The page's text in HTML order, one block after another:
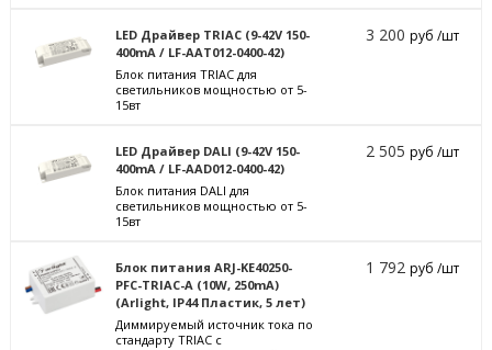
LED Драйвер TRIAC (9-42V 150-
400mA / LF-AAT012-0400-42)
Блок питания TRIAC для
светильников мощностью от 5-
15вт
3 200руб /шт
LED Драйвер DALI (9-42V 150-
400mA / LF-AAD012-0400-42)
Блок питания DALI для
светильников мощностью от 5-
15вт
2 505руб /шт
Блок питания ARJ-KE40250-
PFC-TRIAC-A (10W, 250mA)
(Arlight, IP44 Пластик, 5 лет)
Диммируемый источник тока по
стандарту TRIAC с
1 792руб /шт